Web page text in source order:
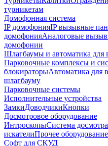
турникетам
Домофонная система
IP домофонияIP вызывные
домофонияАналоговые
домофонии
Шлагбаумы и автоматика для
Парковочные комплексы и
блокираторыАвтоматика для
шлагбауму
Парковочные системы
Исполнительные устройства
ЗамкиДоводчикиКнопки
Досмотровое оборудование
ИнтроскопыСистема
искателиПрочее оборудование
Софт для СКУД